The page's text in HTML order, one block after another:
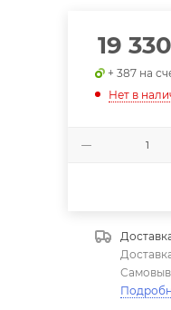
19 330
+ 387 на
Нет в